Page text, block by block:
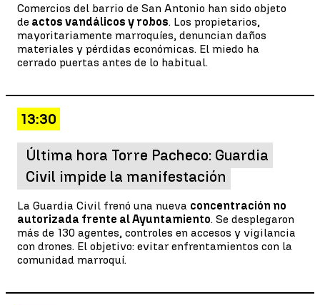
Comercios del barrio de San Antonio han sido objeto
de actos vandálicos y robos. Los propietarios,
mayoritariamente marroquíes, denuncian daños
materiales y pérdidas económicas. El miedo ha
cerrado puertas antes de lo habitual.
13:30
Última hora Torre Pacheco: Guardia
Civil impide la manifestación
La Guardia Civil frenó una nueva concentración no
autorizada frente al Ayuntamiento. Se desplegaron
más de 130 agentes, controles en accesos y vigilancia
con drones. El objetivo: evitar enfrentamientos con la
comunidad marroquí.